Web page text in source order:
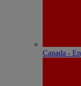
Canada -